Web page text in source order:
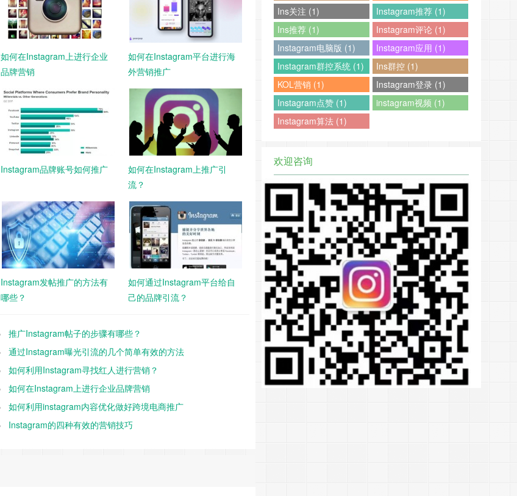
如何在Instagram上进行企业
品牌营销
如何在Instagram平台进行海
外营销推广
Instagram品牌账号如何推广
如何在Instagram上推广引
流？
Instagram发帖推广的方法有
哪些？
如何通过Instagram平台给自
己的品牌引流？
推广Instagram帖子的步骤有哪些？
通过Instagram曝光引流的几个简单有效的方法
如何利用Instagram寻找红人进行营销？
如何在Instagram上进行企业品牌营销
如何利用instagram内容优化做好跨境电商推广
Instagram的四种有效的营销技巧
Ins关注 (1)
Instagram推荐 (1)
Ins推荐 (1)
Instagram评论 (1)
Instagram电脑版 (1)
Instagram应用 (1)
Instagram群控系统 (1)
Ins群控 (1)
KOL营销 (1)
Instagram登录 (1)
Instagram点赞 (1)
instagram视频 (1)
Instagram算法 (1)
欢迎咨询